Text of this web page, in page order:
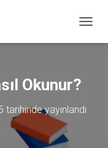
E
Ç
Okunur?
tarihinde yayınlandı